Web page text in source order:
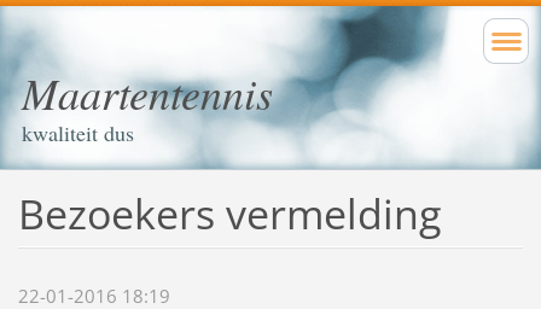
Maartentennis
kwaliteit dus
Bezoekers vermelding
22-01-2016 18:19